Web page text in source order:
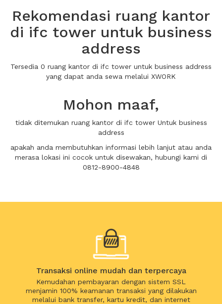
Rekomendasi ruang kantor
di ifc tower untuk business
address
Tersedia 0 ruang kantor di ifc tower untuk business address
yang dapat anda sewa melalui XWORK
Mohon maaf,
tidak ditemukan ruang kantor di ifc tower Untuk business
address
apakah anda membutuhkan informasi lebih lanjut atau anda
merasa lokasi ini cocok untuk disewakan, hubungi kami di
0812-8900-4848
Transaksi online mudah dan terpercaya
Kemudahan pembayaran dengan sistem SSL
menjamin 100% keamanan transaksi yang dilakukan
melalui bank transfer, kartu kredit, dan internet